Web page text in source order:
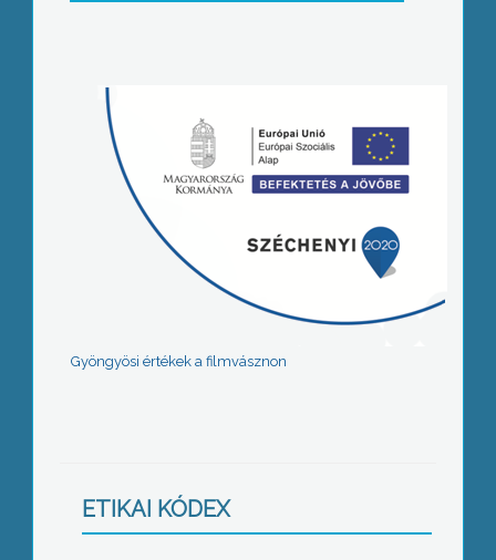
Gyöngyösi értékek a filmvásznon
ETIKAI KÓDEX